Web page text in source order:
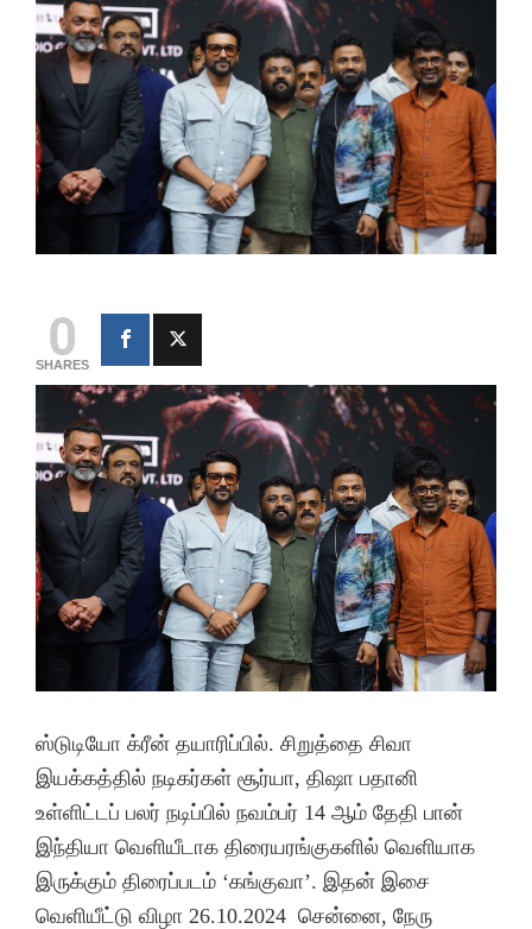
0
SHARES
ஸ்டுடியோ க்ரீன் தயாரிப்பில். சிறுத்தை சிவா
இயக்கத்தில் நடிகர்கள் சூர்யா, திஷா பதானி
உள்ளிட்டப் பலர் நடிப்பில் நவம்பர் 14 ஆம் தேதி பான்
இந்தியா வெளியீடாக திரையரங்குகளில் வெளியாக
இருக்கும் திரைப்படம் ‘கங்குவா’. இதன் இசை
வெளியீட்டு விழா 26.10.2024 சென்னை, நேரு